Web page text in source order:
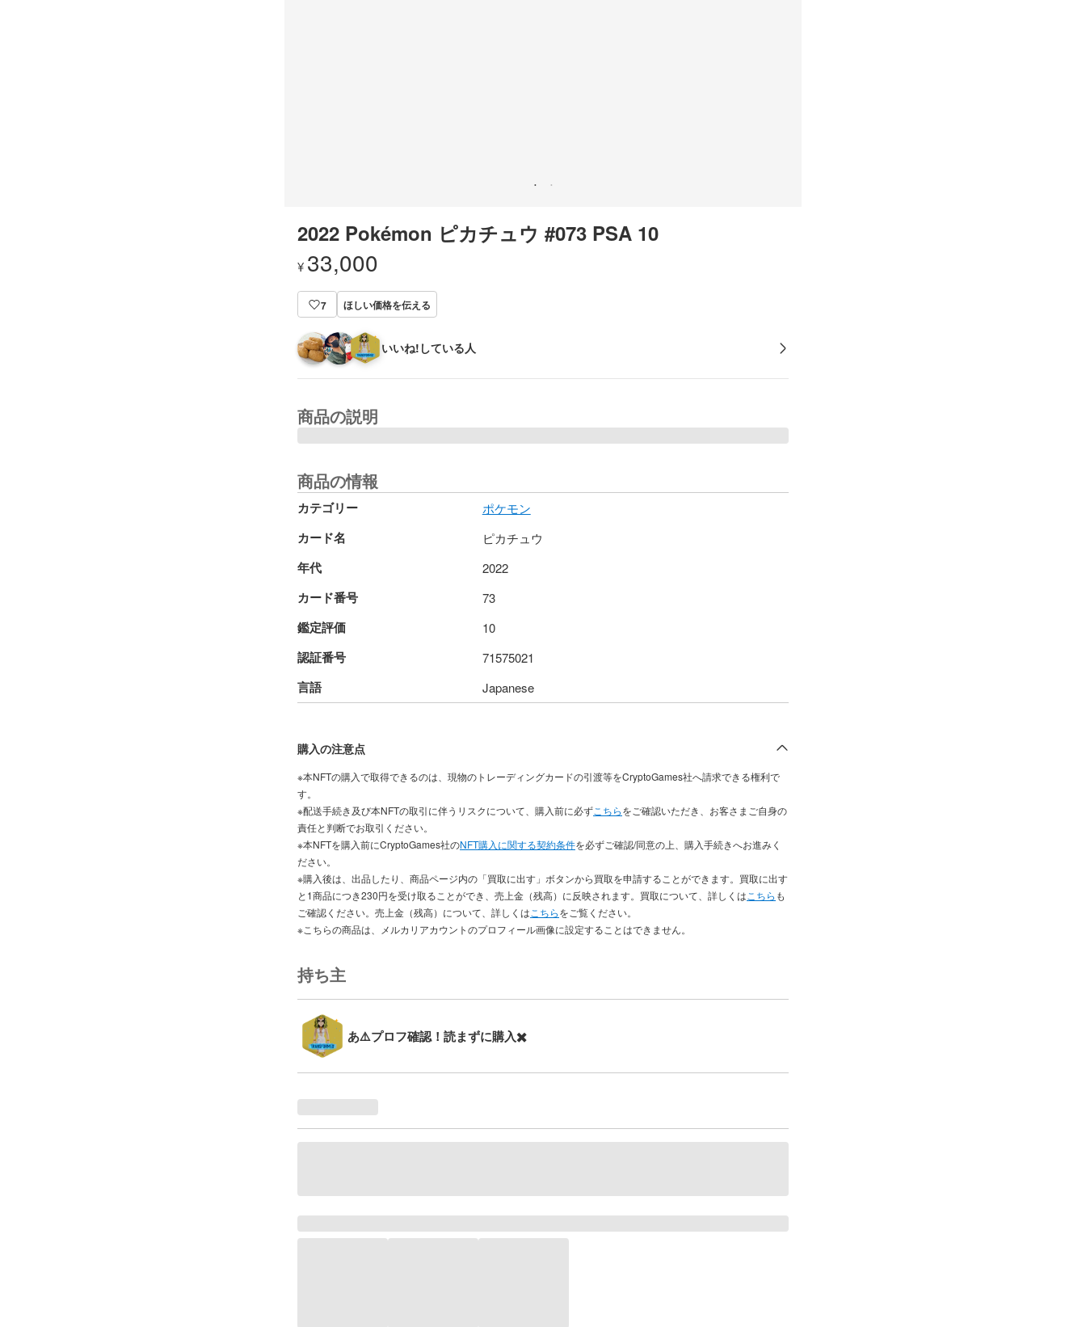
2022 Pokémon ピカチュウ #073 PSA 10
¥ 33,000
7 ほしい価格を伝える
いいね!している人
商品の説明
商品の情報
カテゴリー ポケモン
カード名 ピカチュウ
年代 2022
カード番号 73
鑑定評価 10
認証番号 71575021
言語 Japanese
購入の注意点
※本NFTの購入で取得できるのは、現物のトレーディングカードの引渡等をCryptoGames社へ請求できる権利で
す。
※配送手続き及び本NFTの取引に伴うリスクについて、購入前に必ずこちらをご確認いただき、お客さまご自身の
責任と判断でお取引ください。
※本NFTを購入前にCryptoGames社のNFT購入に関する契約条件を必ずご確認/同意の上、購入手続きへお進みく
ださい。
※購入後は、出品したり、商品ページ内の「買取に出す」ボタンから買取を申請することができます。買取に出す
と1商品につき230円を受け取ることができ、売上金（残高）に反映されます。買取について、詳しくは こちら も
ご確認ください。売上金（残高）について、詳しくは こちらをご覧ください。
※こちらの商品は、メルカリアカウントのプロフィール画像に設定することはできません。
持ち主
あ⚠️プロフ確認！読まずに購入✖️